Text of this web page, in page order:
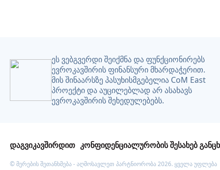
ეს ვებგვერდი შეიქმნა და ფუნქციონირებს
ევროკავშირის ფინანსური მხარდაჭერით.
მის შინაარსზე პასუხისმგებელია CoM East
პროექტი და აუცილებლად არ ასახავს
ევროკავშირის შეხედულებებს.
დაგვიკავშირდით კონფიდენციალურობის შესახებ
© მერების შეთანხმება - აღმოსავლეთ პარტნიორობა 2026. ყველა უფლება